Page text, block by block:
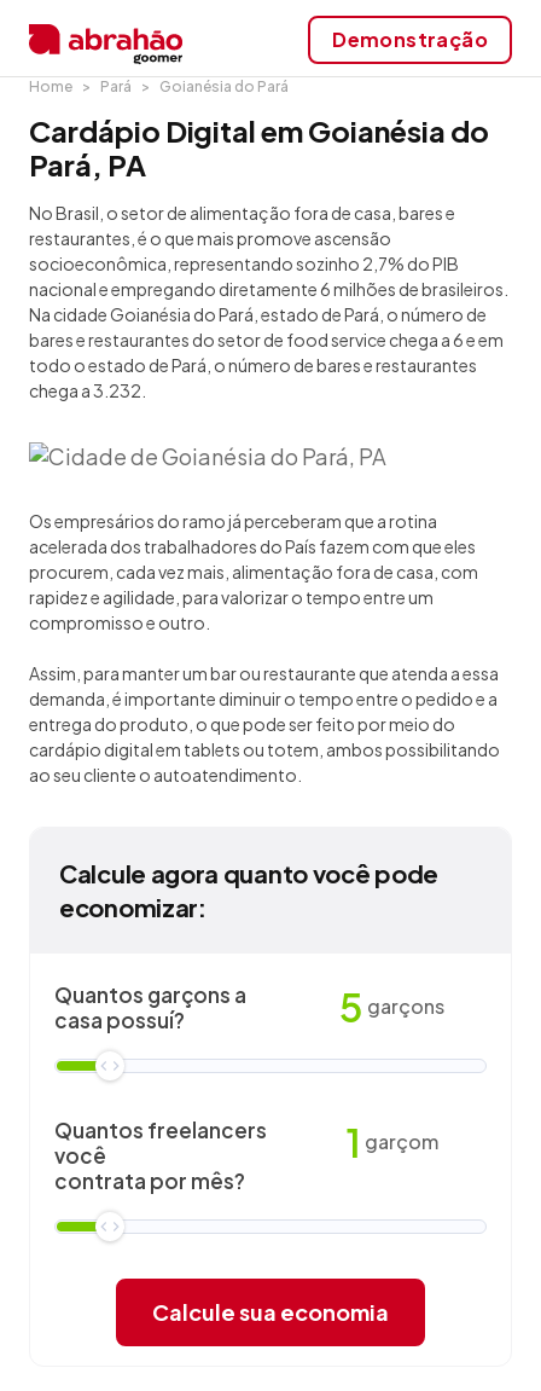
Demonstração
Home Pará Goianésia do Pará
Cardápio Digital em Goianésia do
Pará, PA
No Brasil, o setor de alimentação fora de casa, bares e
restaurantes, é o que mais promove ascensão
socioeconômica, representando sozinho 2,7% do PIB
nacional e empregando diretamente 6 milhões de brasileiros.
Na cidade Goianésia do Pará, estado de Pará, o número de
bares e restaurantes do setor de food service chega a 6 e em
todo o estado de Pará, o número de bares e restaurantes
chega a 3.232.
Os empresários do ramo já perceberam que a rotina
acelerada dos trabalhadores do País fazem com que eles
procurem, cada vez mais, alimentação fora de casa, com
rapidez e agilidade, para valorizar o tempo entre um
compromisso e outro.
Assim, para manter um bar ou restaurante que atenda a essa
demanda, é importante diminuir o tempo entre o pedido e a
entrega do produto, o que pode ser feito por meio do
cardápio digital em tablets ou totem, ambos possibilitando
ao seu cliente o autoatendimento.
Calcule agora quanto você pode
economizar:
Quantos garçons a
casa possuí?
5 garçons
Quantos freelancers
você
contrata por mês?
1 garçom
Calcule sua economia